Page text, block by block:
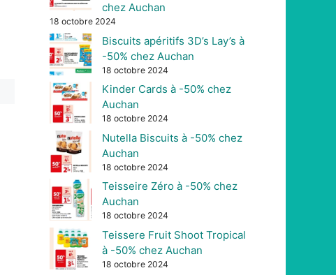
chez Auchan
18 octobre 2024
Biscuits apéritifs 3D’s Lay’s à
-50% chez Auchan
18 octobre 2024
Kinder Cards à -50% chez
Auchan
18 octobre 2024
Nutella Biscuits à -50% chez
Auchan
18 octobre 2024
Teisseire Zéro à -50% chez
Auchan
18 octobre 2024
Teissere Fruit Shoot Tropical
à -50% chez Auchan
18 octobre 2024